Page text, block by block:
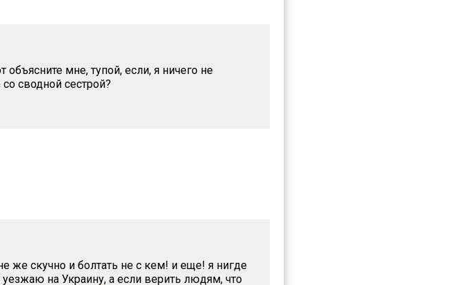
мне, тупой, если, я ничего не
сводной сестрой?
же скучно и болтать не с кем! и еще! я нигде
на Украину, а если верить людям, что